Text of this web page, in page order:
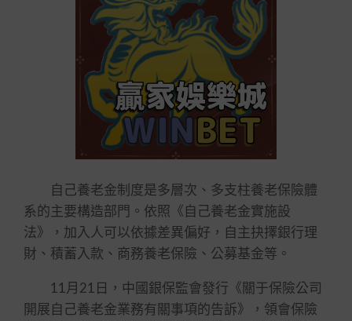
自己養老金制度是多層次、多支柱養老保險體
系的主要構造部門。依照《自己養老金實施設
法》，加入人可以依據差異偏好，自主抉擇銀行理
財、積蓄入款、商務養老保險、公募基金等。
11月21日，中國銀保監會發行《關于保險公司
開展自己養老金業務有關事項的告訴》，領會保險